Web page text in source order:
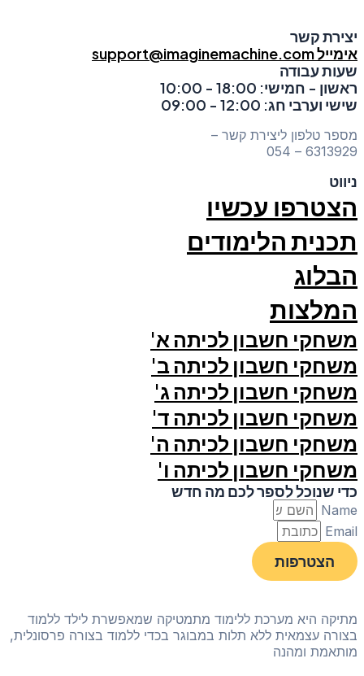
יצירת קשר
אימייל support@imaginemachine.com
שעות עבודה
ראשון - חמישי: 18:00 - 10:00
שישי וערבי חג: 12:00 - 09:00
מספר טלפון ליצירת קשר –
6313929 – 054
ניווט
הצטרפו עכשיו
תכנית הלימודים
הבלוג
המלצות
משחקי חשבון לכיתה א'
משחקי חשבון לכיתה ב'
משחקי חשבון לכיתה ג'
משחקי חשבון לכיתה ד'
משחקי חשבון לכיתה ה'
משחקי חשבון לכיתה ו'
כדי שנוכל לספר לכם מה חדש
Name
Email
הצטרפות
מתיקה היא מערכת ללימוד מתמטיקה שמאפשרת לילד ללמוד
בצורה עצמאית ללא תלות במבוגר בכדי ללמוד בצורה פרסונלית,
מותאמת ומהנה